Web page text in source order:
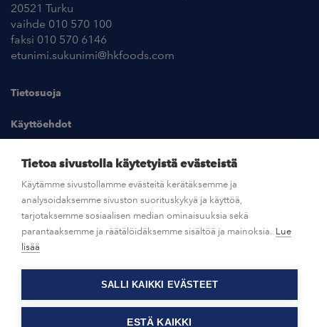
20521 Turku
vaihde 010 570 100
faksi 010 570 6146
etunimi.sukunimi@hkfoods.com
Tietosuoja
Käyttöehdot
Kuvapankki
UUTISHUONE
OTA YHTEYTTÄ
Tietoa sivustolla käytetyistä evästeistä
Käytämme sivustollamme evästeitä kerätäksemme ja
analysoidaksemme sivuston suorituskykyä ja käyttöä,
tarjotaksemme sosiaalisen median ominaisuuksia sekä
parantaaksemme ja räätälöidäksemme sisältöä ja mainoksia. Lue
lisää
SALLI KAIKKI EVÄSTEET
ESTÄ KAIKKI